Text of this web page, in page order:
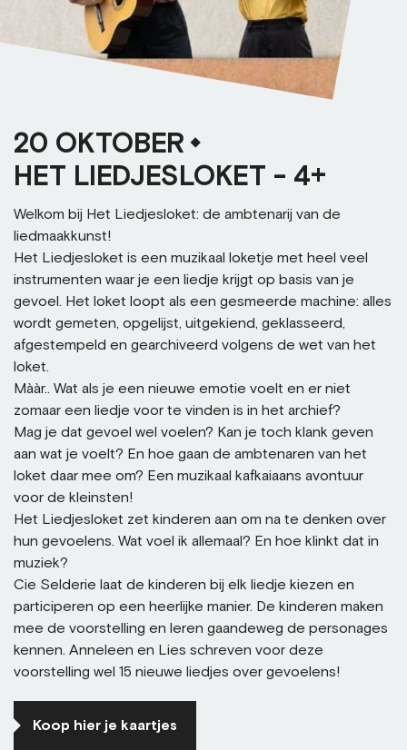
20 OKTOBER
HET LIEDJESLOKET - 4+
Welkom bij Het Liedjesloket: de ambtenarij van de
liedmaakkunst!
Het Liedjesloket is een muzikaal loketje met heel veel
instrumenten waar je een liedje krijgt op basis van je
gevoel. Het loket loopt als een gesmeerde machine: alles
wordt gemeten, opgelijst, uitgekiend, geklasseerd,
afgestempeld en gearchiveerd volgens de wet van het
loket.
Mààr.. Wat als je een nieuwe emotie voelt en er niet
zomaar een liedje voor te vinden is in het archief?
Mag je dat gevoel wel voelen? Kan je toch klank geven
aan wat je voelt? En hoe gaan de ambtenaren van het
loket daar mee om? Een muzikaal kafkaiaans avontuur
voor de kleinsten!
Het Liedjesloket zet kinderen aan om na te denken over
hun gevoelens. Wat voel ik allemaal? En hoe klinkt dat in
muziek?
Cie Selderie laat de kinderen bij elk liedje kiezen en
participeren op een heerlijke manier. De kinderen maken
mee de voorstelling en leren gaandeweg de personages
kennen. Anneleen en Lies schreven voor deze
voorstelling wel 15 nieuwe liedjes over gevoelens!
Koop hier je kaartjes